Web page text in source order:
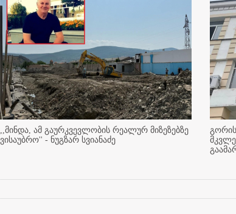
,,მინდა, ამ გაურკვევლობის რეალურ მიზეზებზე
ვისაუბრო'' - ნუგზარ სვიანაძე